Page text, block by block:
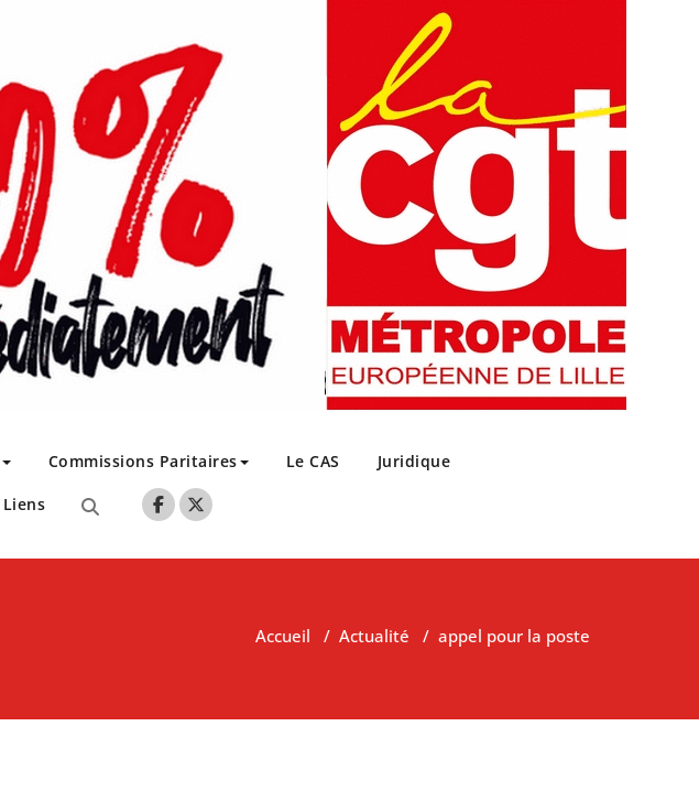
Commissions Paritaires Le CAS Juridique
Liens
Accueil / Actualité / appel pour la poste